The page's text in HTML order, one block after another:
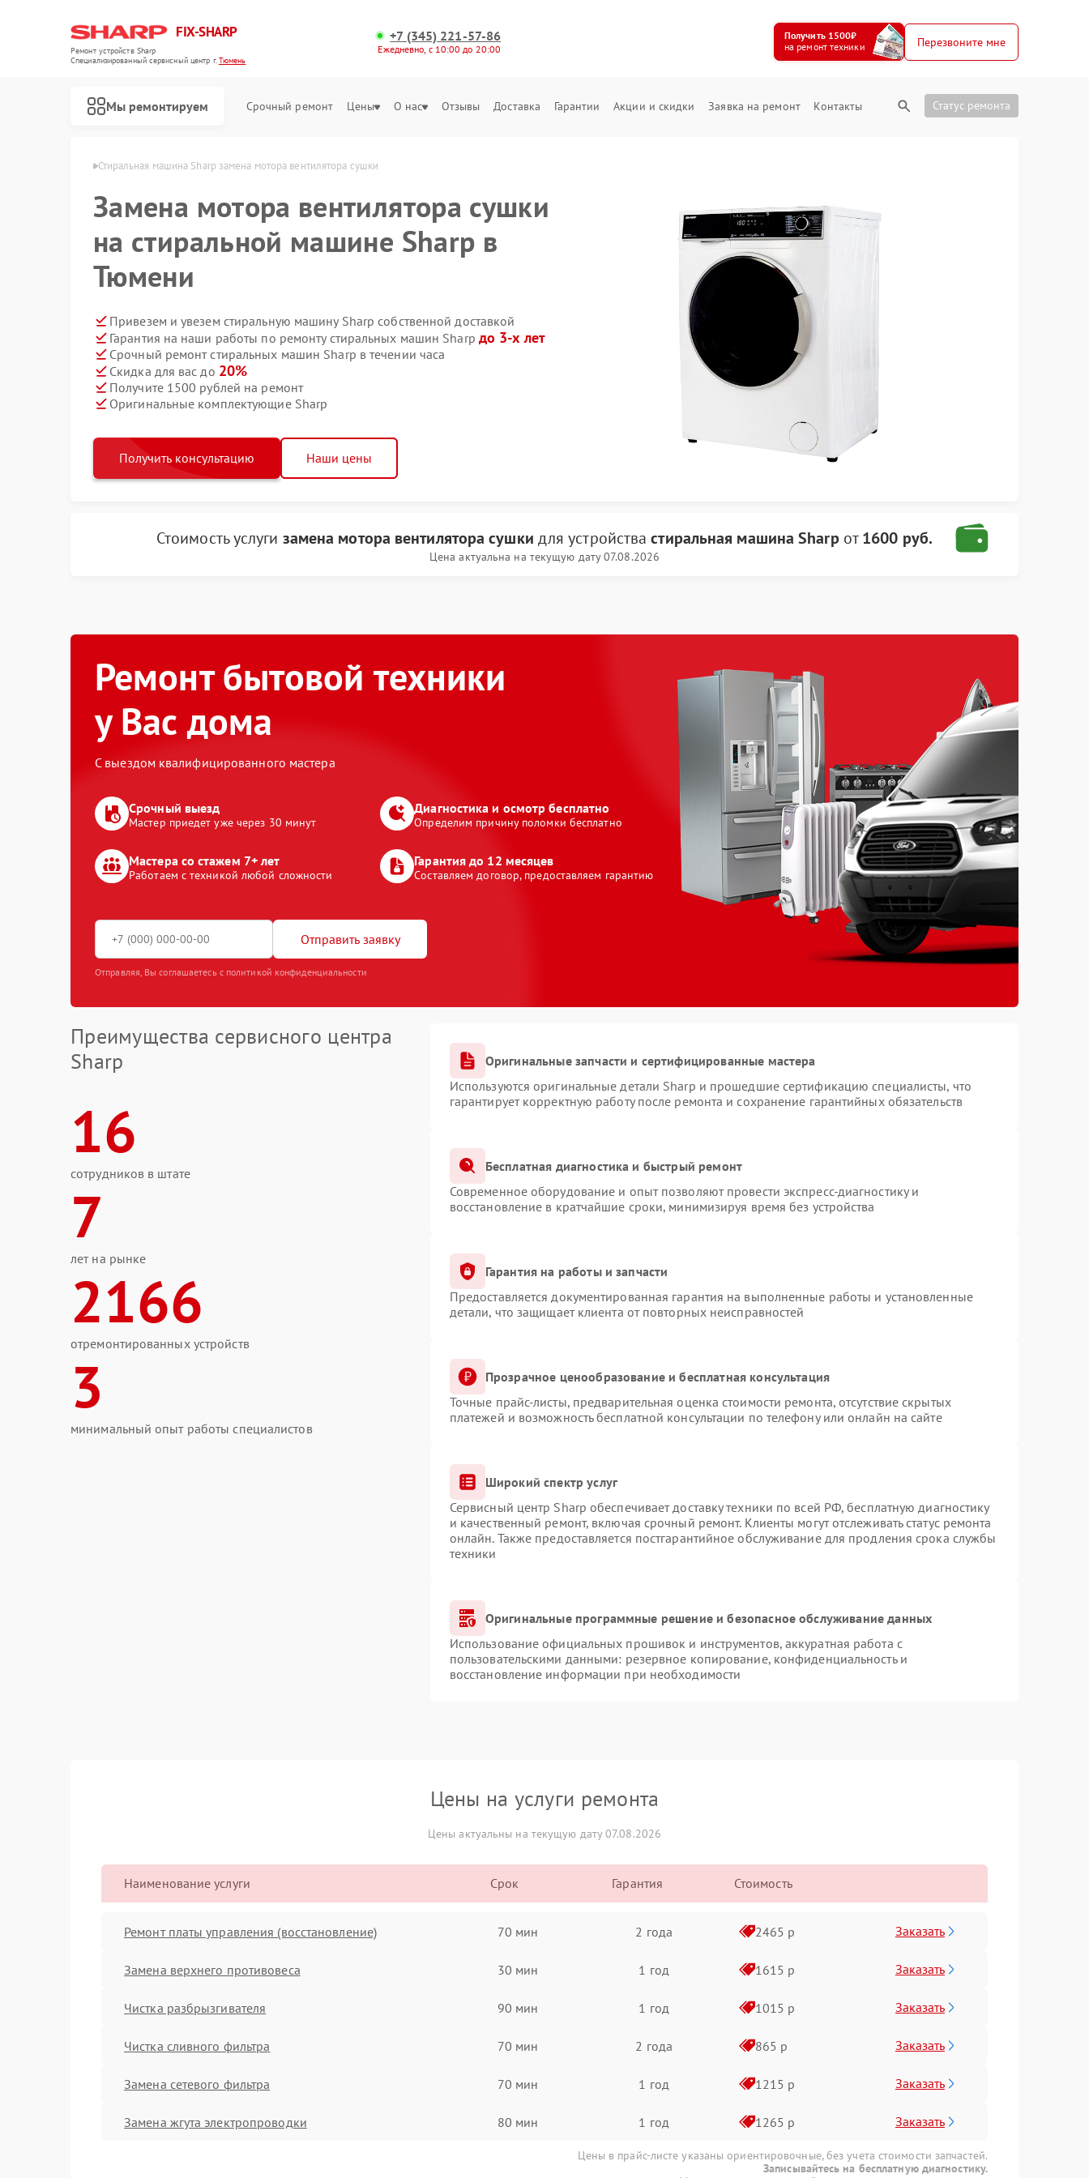
FIX-SHARP
Ремонт устройств Sharp
Специализированный cервисный центр г.Тюмень
+7 (345) 221-57-86
Ежедневно, с 10:00 до 20:00
Получить 1500₽
на ремонт техники
Перезвоните мне
Мы ремонтируем Срочный ремонт Цены О нас Отзывы Доставка Гарантии Акции и скидки Заявка на ремонт Контакты Статус ремонта
Стиральная машина Sharp замена мотора вентилятора сушки
Замена мотора вентилятора сушки
на стиральной машине Sharp в
Тюмени
Привезем и увезем стиральную машину Sharp собственной доставкой
Гарантия на наши работы по ремонту стиральных машин Sharp до 3-х лет
Срочный ремонт стиральных машин Sharp в течении часа
Скидка для вас до 20%
Получите 1500 рублей на ремонт
Оригинальные комплектующие Sharp
Получить консультацию Наши цены
Стоимость услуги замена мотора вентилятора сушки для устройствастиральная машина Sharpот1600 руб.
Цена актуальна на текущую дату 07.08.2026
Ремонт бытовой техники
у Вас дома
С выездом квалифицированного мастера
Срочный выезд
Мастер приедет уже через 30 минут
Диагностика и осмотр бесплатно
Определим причину поломки бесплатно
Мастера со стажем 7+ лет
Работаем с техникой любой сложности
Гарантия до 12 месяцев
Составляем договор, предоставляем гарантию
Отправить заявку
Отправляя, Вы соглашаетесь с политикой конфиденциальности
Преимущества сервисного центра
Sharp
16
сотрудников в штате
7
лет на рынке
2166
отремонтированных устройств
3
минимальный опыт работы специалистов
Оригинальные запчасти и сертифицированные мастера
Используются оригинальные детали Sharp и прошедшие сертификацию специалисты, что
гарантирует корректную работу после ремонта и сохранение гарантийных обязательств
Бесплатная диагностика и быстрый ремонт
Современное оборудование и опыт позволяют провести экспресс-диагностику и
восстановление в кратчайшие сроки, минимизируя время без устройства
Гарантия на работы и запчасти
Предоставляется документированная гарантия на выполненные работы и установленные
детали, что защищает клиента от повторных неисправностей
Прозрачное ценообразование и бесплатная консультация
Точные прайс-листы, предварительная оценка стоимости ремонта, отсутствие скрытых
платежей и возможность бесплатной консультации по телефону или онлайн на сайте
Широкий спектр услуг
Сервисный центр Sharp обеспечивает доставку техники по всей РФ, бесплатную диагностику
и качественный ремонт, включая срочный ремонт. Клиенты могут отслеживать статус ремонта
онлайн. Также предоставляется постгарантийное обслуживание для продления срока службы
техники
Оригинальные программные решение и безопасное обслуживание данных
Использование официальных прошивок и инструментов, аккуратная работа с
пользовательскими данными: резервное копирование, конфиденциальность и
восстановление информации при необходимости
Цены на услуги ремонта
Цены актуальны на текущую дату 07.08.2026
Наименование услуги Срок Гарантия Стоимость
Ремонт платы управления (восстановление) 70 мин 2 года 2465 р Заказать
Замена верхнего противовеса 30 мин 1 год 1615 р Заказать
Чистка разбрызгивателя 90 мин 1 год 1015 р Заказать
Чистка сливного фильтра 70 мин 2 года 865 р Заказать
Замена сетевого фильтра 70 мин 1 год 1215 р Заказать
Замена жгута электропроводки 80 мин 1 год 1265 р Заказать
Цены в прайс-листе указаны ориентировочные, без учета стоимости запчастей.
Записывайтесь на бесплатную диагностику.